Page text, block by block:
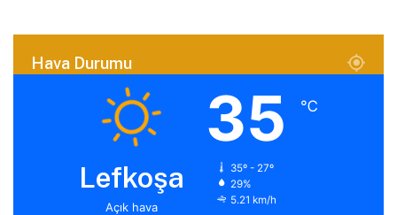
Hava Durumu
Lefkoşa
Açık hava
35 ℃
35º - 27º
29%
5.21 km/h